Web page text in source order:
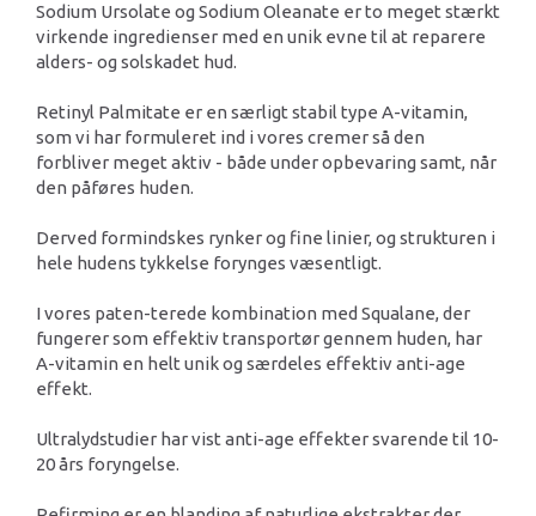
Sodium Ursolate og Sodium Oleanate er to meget stærkt
virkende ingredienser med en unik evne til at reparere
alders- og solskadet hud.
Retinyl Palmitate er en særligt stabil type A-vitamin,
som vi har formuleret ind i vores cremer så den
forbliver meget aktiv - både under opbevaring samt, når
den påføres huden.
Derved formindskes rynker og fine linier, og strukturen i
hele hudens tykkelse forynges væsentligt.
I vores paten-terede kombination med Squalane, der
fungerer som effektiv transportør gennem huden, har
A-vitamin en helt unik og særdeles effektiv anti-age
effekt.
Ultralydstudier har vist anti-age effekter svarende til 10-
20 års foryngelse.